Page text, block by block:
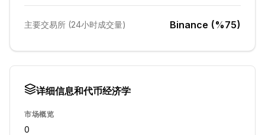
主要交易所 (24小时成交量) Binance (%75)
详细信息和代币经济学
市场概览
0